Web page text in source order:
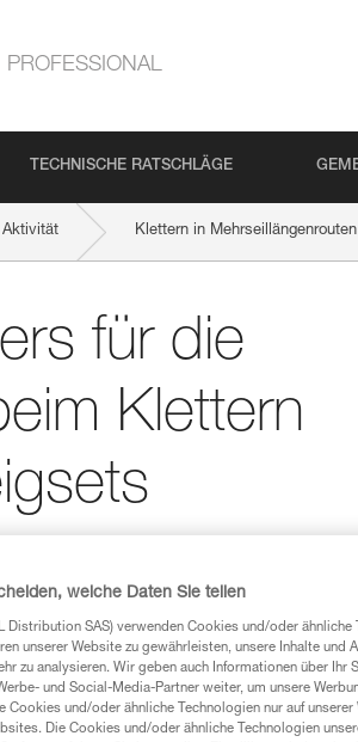
PROFESSIONAL
TECHNISCHE RATSCHLÄGE
Aktivität Klettern in Mehrseillängenrouten
für die
Klettern
Produkte, um die es in diesem Tech
ziehen. Um diese
enthaltenen
welche Daten Sie teilen
Distribution SAS) verwenden Cookies und/oder
unserer Website zu gewährleisten, unsere Inhalte und
zu analysieren. Wir geben auch Informationen über Ihr
und Social-Media-Partner weiter, um unsere
Cookies und/oder ähnliche Technologien nur auf
Die Cookies und/oder ähnliche Technologien